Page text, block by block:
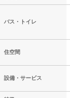
バス・トイレ
住空間
設備・サービス